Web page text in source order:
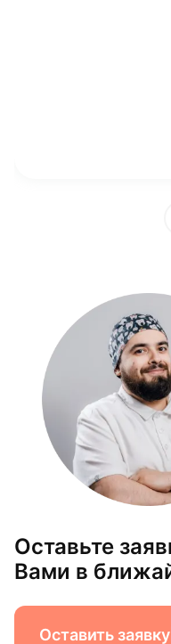
Оставьте
Вами в
Оставить заявку